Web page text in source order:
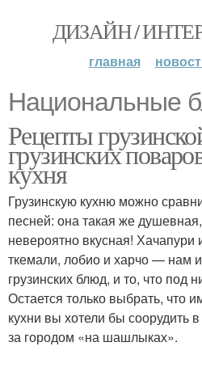
ДИЗАЙН /
главная
Национальные
Рецепты
грузинских
кухня
Грузинскую кухню можно
песней: она такая же
невероятно вкусная! Хачапури
ткемали, лобио и харчо — нам
грузинских блюд, и то, что под
Остается только выбрать, что
кухни вы хотели бы соорудить
за городом «на шашлыках».